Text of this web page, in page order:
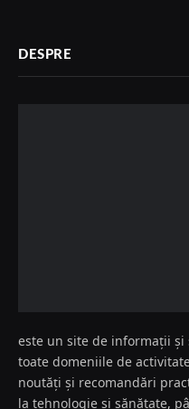
DESPRE
noutăți și recomandări
la tehnologie și sănătate,
educație.